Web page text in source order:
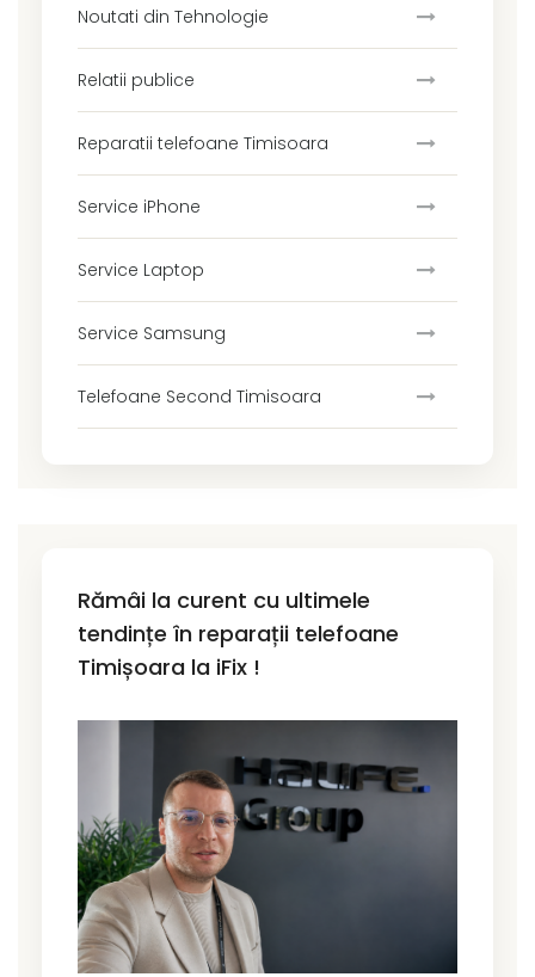
Noutati din Tehnologie
Relatii publice
Reparatii telefoane Timisoara
Service iPhone
Service Laptop
Service Samsung
Telefoane Second Timisoara
Rămâi la curent cu ultimele
tendințe în reparații telefoane
Timișoara la iFix !